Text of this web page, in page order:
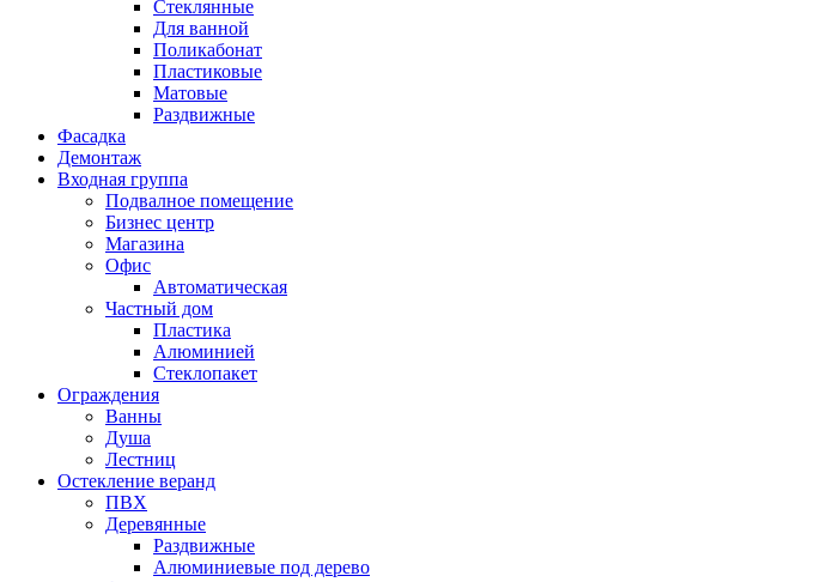
Стеклянные
Для ванной
Поликабонат
Пластиковые
Матовые
Раздвижные
Фасадка
Демонтаж
Входная группа
Подвалное помещение
Бизнес центр
Магазина
Офис
Автоматическая
Частный дом
Пластика
Алюминией
Стеклопакет
Ограждения
Ванны
Душа
Лестниц
Остекление веранд
ПВХ
Деревянные
Раздвижные
Алюминиевые под дерево